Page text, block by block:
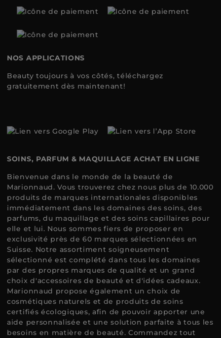
NOS APPLICATIONS
Beauty toujours à vos côtés, téléchargez
gratuitement dès maintenant!
SOINS, PARFUM & MAQUILLAGE ACHAT EN LIGNE
Bienvenue dans le monde de la beauté de
Marionnaud. Vous trouverez chez nous plus de 10.000
produits de marques internationales disponibles
immédiatement dans les domaines des soins, des
parfums, du maquillage et des soins capillaires pour
elle et lui. Nous sommes fiers de proposer en
exclusivité près de 60 marques sélectionnées en
Suisse. Notre assortiment soigneusement
sélectionné est complété dans tous les domaines
par des propres marques de qualité et un grand
choix d'accessoires de beauté et d'idées cadeaux.
Marionnaud propose également un choix de
cosmétiques naturels et de produits de soins
certifiés écologiques, afin de pouvoir apporter une
aide personnalisée et une solution parfaite à tous les
besoins en matière de beauté. Commandez tout